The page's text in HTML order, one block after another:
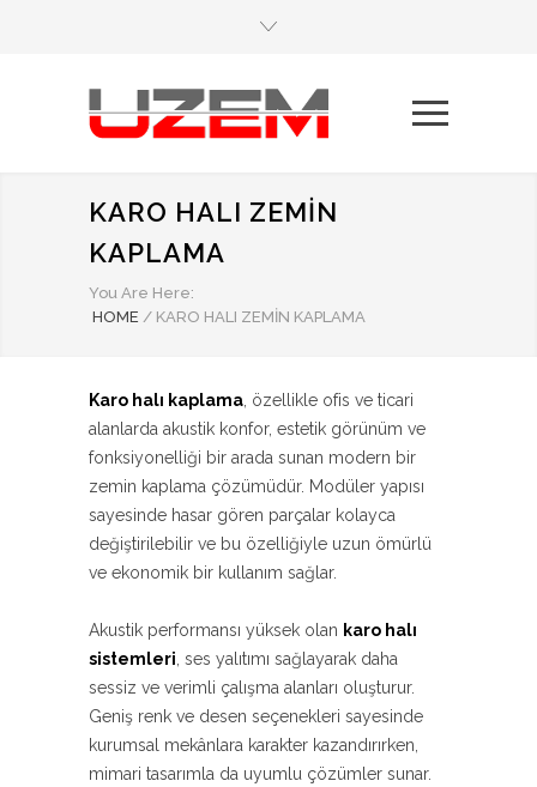
KARO HALI ZEMIN
KAPLAMA
You Are Here:
HOME / KARO HALI ZEMIN KAPLAMA
Karo halı kaplama, özellikle ofis ve ticari
alanlarda akustik konfor, estetik görünüm ve
fonksiyonelliği bir arada sunan modern bir
zemin kaplama çözümüdür. Modüler yapısı
sayesinde hasar gören parçalar kolayca
değiştirilebilir ve bu özelliğiyle uzun ömürlü
ve ekonomik bir kullanım sağlar.
Akustik performansı yüksek olan karo halı
sistemleri, ses yalıtımı sağlayarak daha
sessiz ve verimli çalışma alanları oluşturur.
Geniş renk ve desen seçenekleri sayesinde
kurumsal mekânlara karakter kazandırırken,
mimari tasarımla da uyumlu çözümler sunar.